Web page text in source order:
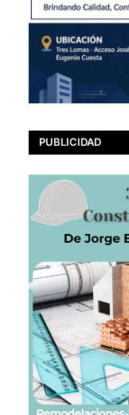
PUBLICIDAD